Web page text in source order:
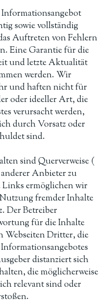
sowie vollständig
Auftreten von Fehlern
Eine Garantie für die
und letzte Aktualität
werden. Wir
und haften nicht für
oder ideeller Art, die
verursacht werden,
durch Vorsatz oder
sind.
sind Querverweise (
Anbieter zu
ermöglichen wir
fremder Inhalte
Der Betreiber
für die Inhalte
Webseiten Dritter, die
distanziert sich
die möglicherweise
relevant sind oder